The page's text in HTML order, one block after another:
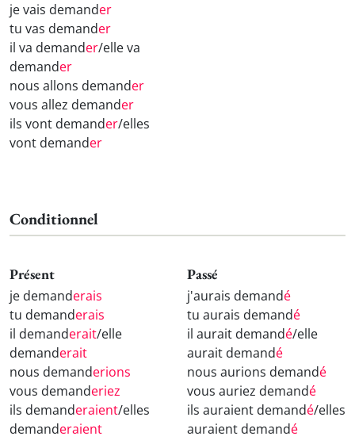
je vais demander
tu vas demander
il va demander/elle va
demander
nous allons demander
vous allez demander
ils vont demander/elles
vont demander
Conditionnel
Présent
je demanderais
tu demanderais
il demanderait/elle
demanderait
nous demanderions
vous demanderiez
ils demanderaient/elles
demanderaient
Passé
j'aurais demandé
tu aurais demandé
il aurait demandé/elle
aurait demandé
nous aurions demandé
vous auriez demandé
ils auraient demandé/elles
auraient demandé